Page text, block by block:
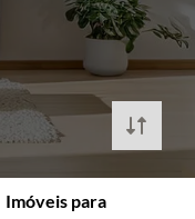
Imóveis para